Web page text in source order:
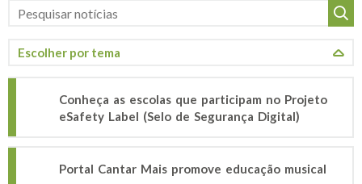
Conheça as escolas que participam no Projeto
eSafety Label (Selo de Segurança Digital)
Portal Cantar Mais promove educação musical